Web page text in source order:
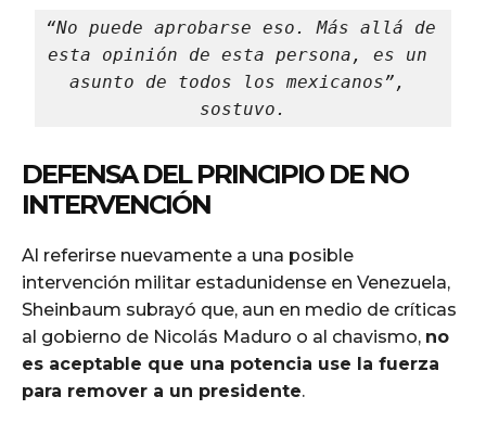
“No puede aprobarse eso. Más allá de
esta opinión de esta persona, es un
asunto de todos los mexicanos”,
sostuvo.
DEFENSA DEL PRINCIPIO DE NO
INTERVENCIÓN
Al referirse nuevamente a una posible
intervención militar estadunidense en Venezuela,
Sheinbaum subrayó que, aun en medio de críticas
al gobierno de Nicolás Maduro o al chavismo, no
es aceptable que una potencia use la fuerza
para remover a un presidente.